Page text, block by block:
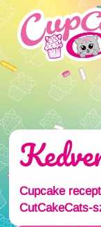
Cupcake
CutCakeCats-